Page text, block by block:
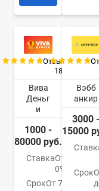
Отзывы:
18
Вива
Деньг
и
1000 -
80000 руб.
СтавкаОт
0%
СрокОт 7
Вэбб
анкир
3000 -
15000
Срок